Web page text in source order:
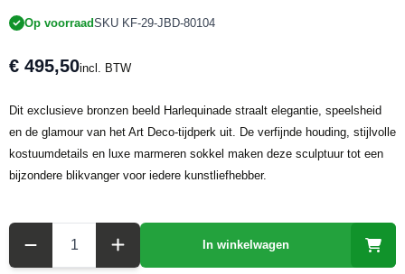
Op voorraadSKU KF-29-JBD-80104
€ 495,50incl. BTW
Dit exclusieve bronzen beeld Harlequinade straalt elegantie, speelsheid
en de glamour van het Art Deco-tijdperk uit. De verfijnde houding, stijlvolle
kostuumdetails en luxe marmeren sokkel maken deze sculptuur tot een
bijzondere blikvanger voor iedere kunstliefhebber.
In winkelwagen